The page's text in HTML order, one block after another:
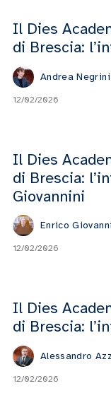
Il Dies
di Brescia:
Andrea Negrini
12/02/2026
Il Dies
di Brescia:
Giovannini
Enrico
12/02/2026
Il Dies
di Brescia:
Alessandro
12/02/2026